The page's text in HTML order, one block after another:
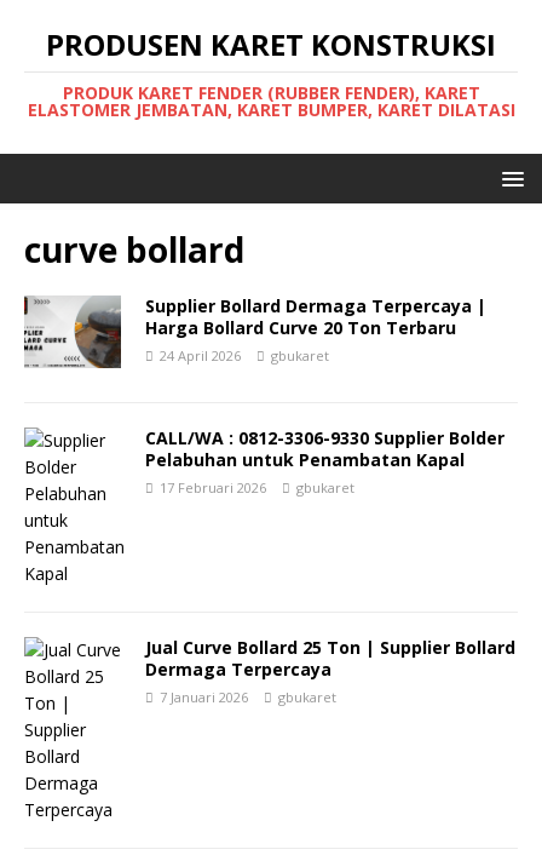
PRODUSEN KARET KONSTRUKSI
PRODUK KARET FENDER (RUBBER FENDER), KARET
ELASTOMER JEMBATAN, KARET BUMPER, KARET DILATASI
curve bollard
Supplier Bollard Dermaga Terpercaya |
Harga Bollard Curve 20 Ton Terbaru
24 April 2026 gbukaret
CALL/WA : 0812-3306-9330 Supplier Bolder
Pelabuhan untuk Penambatan Kapal
17 Februari 2026 gbukaret
Jual Curve Bollard 25 Ton | Supplier Bollard
Dermaga Terpercaya
7 Januari 2026 gbukaret